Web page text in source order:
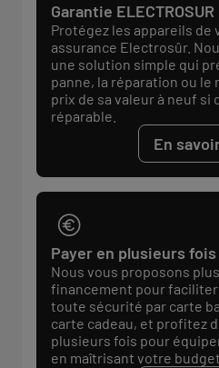
Garantie ELECTROSUR
Protégez les appareils de
assurance Electrosûr.
une solution simple qui
panne, la réparation ou le
prix de sa valeur à neuf si
réparable.
En
Payer en plusieurs fois
Nous vous proposons
financement pour faciliter
toute sécurité par carte
carte cadeau, et profitez
plusieurs fois pour
en maîtrisant votre budget.